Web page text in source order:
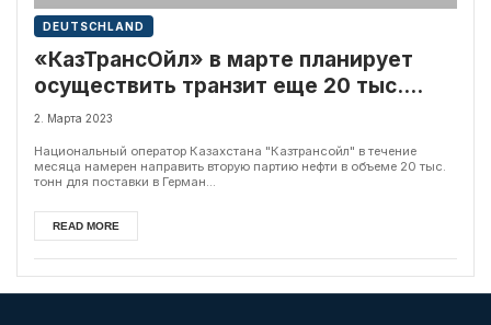
DEUTSCHLAND
«КазТрансОйл» в марте планирует
осуществить транзит еще 20 тыс.
тонн нефти в Германию
2. Марта 2023
Национальный оператор Казахстана "Казтрансойл" в течение
месяца намерен направить вторую партию нефти в объеме 20 тыс.
тонн для поставки в Герман...
READ MORE